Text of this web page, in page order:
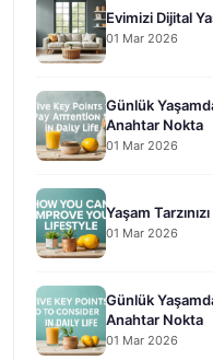
Evimizi Dijital
01 Mar 2026
Günlük
Anahtar Nokta
01 Mar 2026
Yaşam
01 Mar 2026
Günlük
Anahtar Nokta
01 Mar 2026